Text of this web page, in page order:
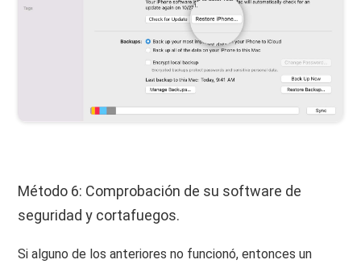
Método 6: Comprobación de su software de
seguridad y cortafuegos.
Si alguno de los anteriores no funcionó, entonces un